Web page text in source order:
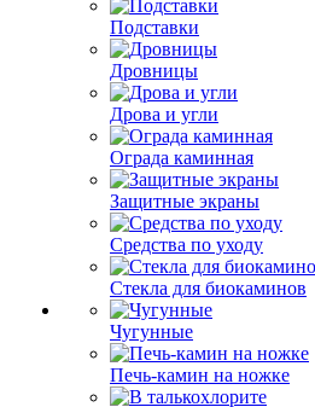
Подставки
Дровницы
Дрова и угли
Ограда каминная
Защитные экраны
Средства по уходу
Стекла для биокаминов
Чугунные
Печь-камин на ножке